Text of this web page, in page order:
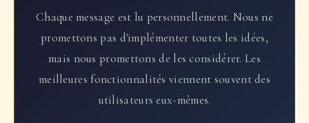
Chaque message est lu personnellement. Nous ne
promettons pas d'implémenter toutes les idées,
mais nous promettons de les considérer. Les
meilleures fonctionnalités viennent souvent des
utilisateurs eux-mêmes.